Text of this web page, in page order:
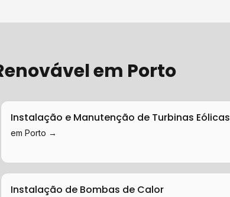
em Porto
Instalação e Manutenção de Turbinas Eólicas
em Porto →
Instalação de Bombas de Calor